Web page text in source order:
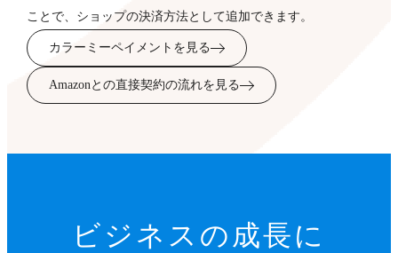
ことで、ショップの決済方法として追加できます。
カラーミーペイメントを見る
Amazonとの直接契約の流れを見る
ビジネスの成長に